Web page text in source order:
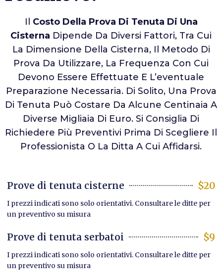
Il Costo Della Prova Di Tenuta Di Una
Cisterna Dipende Da Diversi Fattori, Tra Cui
La Dimensione Della Cisterna, Il Metodo Di
Prova Da Utilizzare, La Frequenza Con Cui
Devono Essere Effettuate E L’eventuale
Preparazione Necessaria. Di Solito, Una Prova
Di Tenuta Può Costare Da Alcune Centinaia A
Diverse Migliaia Di Euro. Si Consiglia Di
Richiedere Più Preventivi Prima Di Scegliere Il
Professionista O La Ditta A Cui Affidarsi.
Prove di tenuta cisterne $20
I prezzi indicati sono solo orientativi. Consultare le ditte per
un preventivo su misura
Prove di tenuta serbatoi $9
I prezzi indicati sono solo orientativi. Consultare le ditte per
un preventivo su misura